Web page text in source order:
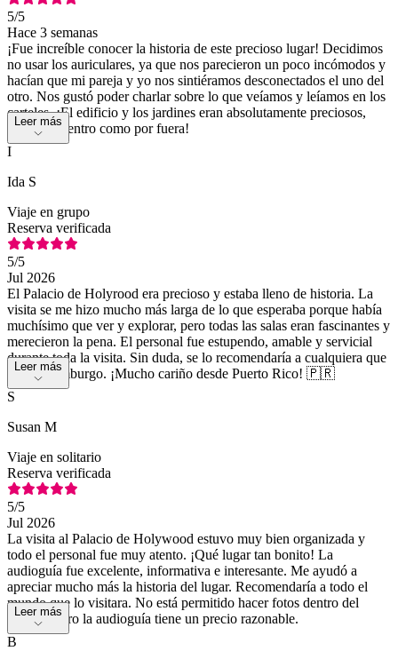
5/5
Hace 3 semanas
¡Fue increíble conocer la historia de este precioso lugar! Decidimos
no usar los auriculares, ya que nos parecieron un poco incómodos y
hacían que mi pareja y yo nos sintiéramos desconectados el uno del
otro. Nos gustó poder charlar sobre lo que veíamos y leíamos en los
carteles. ¡El edificio y los jardines eran absolutamente preciosos,
tanto por dentro como por fuera!
Leer más
I
Ida S
Viaje en grupo
Reserva verificada
5/5
Jul 2026
El Palacio de Holyrood era precioso y estaba lleno de historia. La
visita se me hizo mucho más larga de lo que esperaba porque había
muchísimo que ver y explorar, pero todas las salas eran fascinantes y
merecieron la pena. El personal fue estupendo, amable y servicial
durante toda la visita. Sin duda, se lo recomendaría a cualquiera que
visite Edimburgo. ¡Mucho cariño desde Puerto Rico! 🇵🇷
Leer más
S
Susan M
Viaje en solitario
Reserva verificada
5/5
Jul 2026
La visita al Palacio de Holywood estuvo muy bien organizada y
todo el personal fue muy atento. ¡Qué lugar tan bonito! La
audioguía fue excelente, informativa e interesante. Me ayudó a
apreciar mucho más la historia del lugar. Recomendaría a todo el
mundo que lo visitara. No está permitido hacer fotos dentro del
palacio, pero la audioguía tiene un precio razonable.
Leer más
B